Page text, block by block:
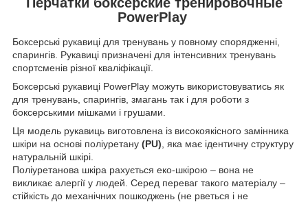
PowerPlay
Боксерські рукавиці для тренувань у повному спорядженні,
спарингів. Рукавиці призначені для інтенсивних тренувань
спортсменів різної кваліфікації.
Боксерські рукавиці PowerPlay можуть використовуватись як
для тренувань, спарингів, змагань так і для роботи з
боксерськими мішками і грушами.
Ця модель рукавиць виготовлена із високоякісного замінника
шкіри на основі поліуретану (PU) , яка має ідентичну структуру
натуральній шкірі.
Поліуретанова шкіра рахується еко-шкірою – вона не
викликає алергії у людей. Серед переваг такого матеріалу –
стійкість до механічних пошкоджень (не рветься і не